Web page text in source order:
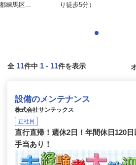
練馬区...
り徒歩5分）
全 11件中 1 - 11件を表示
設備のメンテナンス
株式会社サンテックス
正社員
直行直帰！週休2日！年間休日120
手当あり！